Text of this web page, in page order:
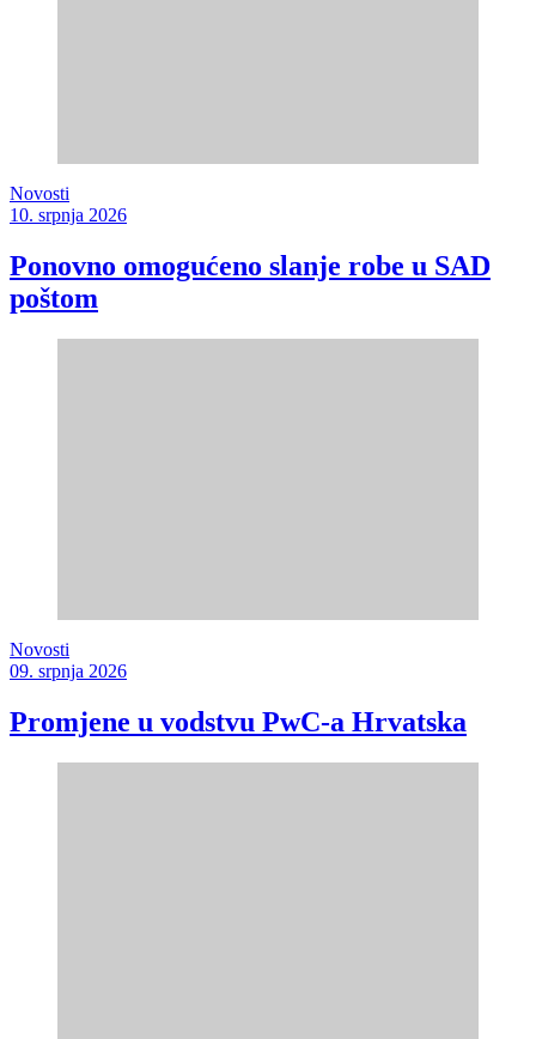
Novosti
10. srpnja 2026
Ponovno omogućeno slanje robe u SAD
poštom
Novosti
09. srpnja 2026
Promjene u vodstvu PwC-a Hrvatska